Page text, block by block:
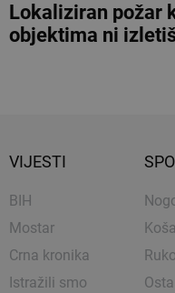
Lokaliziran požar
objektima ni
VIJESTI
BIH
Mostar
Crna kronika
Istražili smo